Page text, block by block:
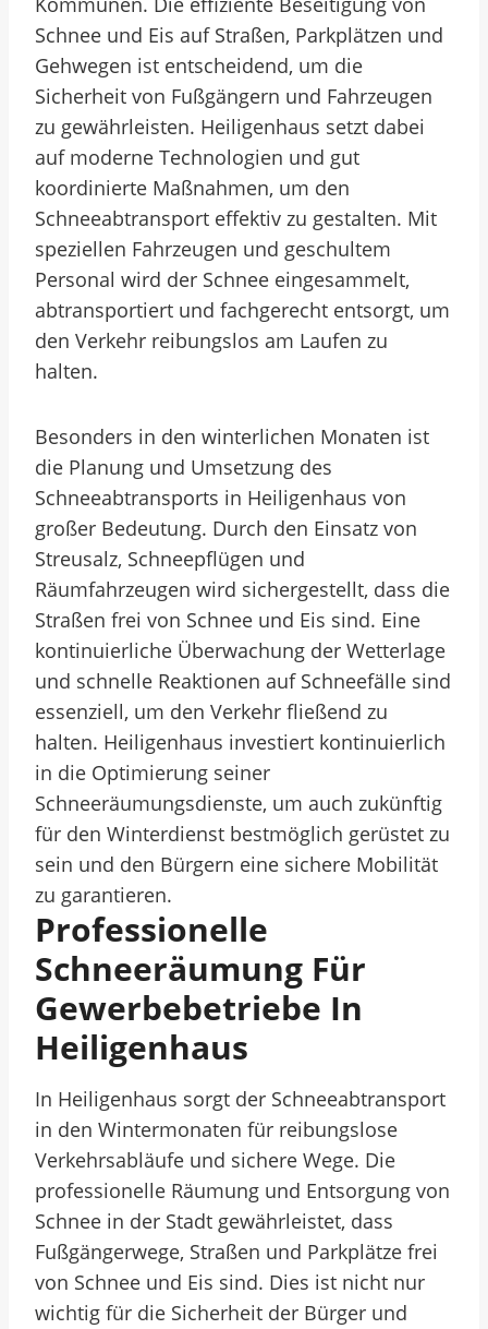
Schnee und Eis auf Straßen, Parkplätzen und
Gehwegen ist entscheidend, um die
Sicherheit von Fußgängern und Fahrzeugen
zu gewährleisten. Heiligenhaus setzt dabei
auf moderne Technologien und gut
koordinierte Maßnahmen, um den
Schneeabtransport effektiv zu gestalten. Mit
speziellen Fahrzeugen und geschultem
Personal wird der Schnee eingesammelt,
abtransportiert und fachgerecht entsorgt, um
den Verkehr reibungslos am Laufen zu
halten.
Besonders in den winterlichen Monaten ist
die Planung und Umsetzung des
Schneeabtransports in Heiligenhaus von
großer Bedeutung. Durch den Einsatz von
Streusalz, Schneepflügen und
Räumfahrzeugen wird sichergestellt, dass die
Straßen frei von Schnee und Eis sind. Eine
kontinuierliche Überwachung der Wetterlage
und schnelle Reaktionen auf Schneefälle sind
essenziell, um den Verkehr fließend zu
halten. Heiligenhaus investiert kontinuierlich
in die Optimierung seiner
Schneeräumungsdienste, um auch zukünftig
für den Winterdienst bestmöglich gerüstet zu
sein und den Bürgern eine sichere Mobilität
zu garantieren.
Professionelle
Schneeräumung Für
Gewerbebetriebe In
Heiligenhaus
In Heiligenhaus sorgt der Schneeabtransport
in den Wintermonaten für reibungslose
Verkehrsabläufe und sichere Wege. Die
professionelle Räumung und Entsorgung von
Schnee in der Stadt gewährleistet, dass
Fußgängerwege, Straßen und Parkplätze frei
von Schnee und Eis sind. Dies ist nicht nur
wichtig für die Sicherheit der Bürger und